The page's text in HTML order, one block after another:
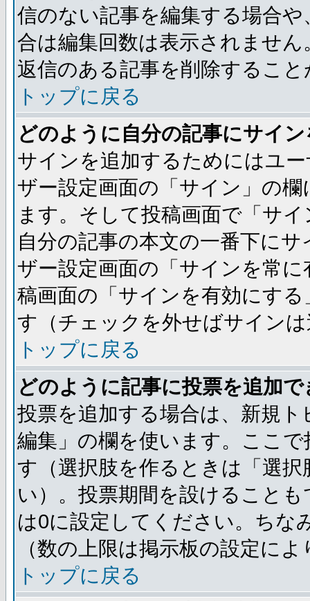
信のない記事を編集する場合
合は編集回数は表示されませ
返信のある記事を削除するこ
トップに戻る
どのように自分の記事にサイ
サインを追加するためにはユ
ザー設定画面の「サイン」の
ます。そして投稿画面で「サ
自分の記事の本文の一番下に
ザー設定画面の「サインを常
稿画面の「サインを有効にす
す（チェックを外せばサイン
トップに戻る
どのように記事に投票を追加
投票を追加する場合は、新規
編集」の欄を使います。ここ
す（選択肢を作るときは「選
い）。投票期間を設けること
は0に設定してください。ちな
（数の上限は掲示板の設定に
トップに戻る